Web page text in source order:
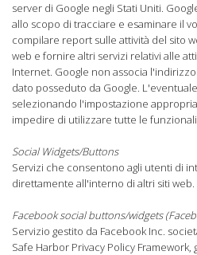
server di Google negli Stati Uniti.
allo scopo di tracciare e esaminare il
compilare report sulle attività del sito
web e fornire altri servizi relativi alle
Internet. Google non associa
dato posseduto da Google.
selezionando l'impostazione
impedire di utilizzare tutte le
Social Widgets/Buttons
Servizi che consentono agli utenti di
direttamente all'interno di altri siti web.
Facebook social buttons/widgets
Servizio gestito da Facebook Inc.
Safe Harbor Privacy Policy